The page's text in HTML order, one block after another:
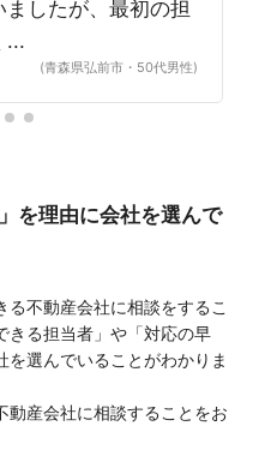
したが、最初の担
...
(青森県弘前市・50代男性)
を理由に会社を選んで
不動産会社に相談をするこ
きる担当者」や「対応の早
選んでいることがわかりま
動産会社に相談することをお